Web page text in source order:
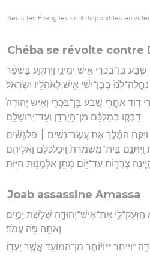
Seuls les Évangiles sont disponibles en
Chéba se révolte contre
בֶּן־בִּכְרִ֖י אִ֣ישׁ יְמִינִ֑י וַיִּתְקַ֣ע בַּשֹּׁפָ֗ר
בְּבֶן־יִשַׁ֔י אִ֥ישׁ לְאֹהָלָ֖יו יִשְׂרָאֵֽל׃
דָוִ֔ד אַחֲרֵ֖י שֶׁ֣בַע בֶּן־בִּכְרִ֑י וְאִ֤ישׁ יְהוּדָה֙
דָּבְק֣וּ בְמַלְכָּ֔ם מִן־הַיַּרְדֵּ֖ן וְעַד־יְרוּשָׁלִָֽם׃
וַיִּקַּ֣ח הַמֶּ֡לֶךְ אֵ֣ת עֶֽשֶׂר־נָשִׁ֣ים ׀ פִּלַגְשִׁ֡ים
בֵּית־מִשְׁמֶ֙רֶת֙ וַֽיְכַלְכְּלֵ֔ם וַאֲלֵיהֶ֖ם
צְרֻר֛וֹת עַד־י֥וֹם מֻתָ֖ן אַלְמְנ֥וּת חַיּֽוּת׃
Joab assassine Amassa
אֶת־אִישׁ־יְהוּדָ֖ה שְׁלֹ֣שֶׁת יָמִ֑ים
וְאַתָּ֖ה פֹּ֥ה עֲמֹֽד׃
*וייחר **וַיּ֕וֹחֶר מִן־הַמּוֹעֵ֖ד אֲשֶׁ֥ר יְעָדֽוֹ׃